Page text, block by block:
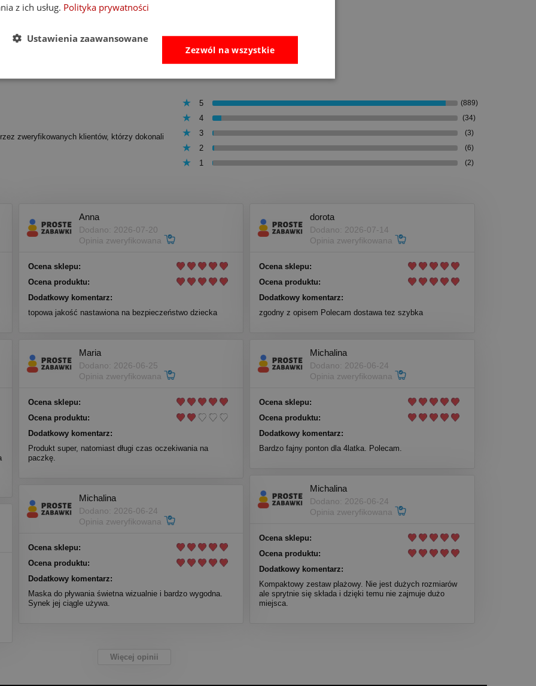
zweryfikowanych klientów, którzy dokonali
5 (889)
4 (34)
3 (3)
2 (6)
1 (2)
Anna
Dodano: 2026-07-20
Opinia zweryfikowana
Ocena sklepu:
Ocena produktu:
Dodatkowy komentarz:
topowa jakość nastawiona na bezpieczeństwo dziecka
dorota
Dodano: 2026-07-14
Opinia zweryfikowana
Ocena sklepu:
Ocena produktu:
Dodatkowy komentarz:
zgodny z opisem Polecam dostawa tez szybka
Maria
Dodano: 2026-06-25
Opinia zweryfikowana
Ocena sklepu:
Ocena produktu:
Dodatkowy komentarz:
Produkt super, natomiast długi czas oczekiwania na
paczkę.
Michalina
Dodano: 2026-06-24
Opinia zweryfikowana
Ocena sklepu:
Ocena produktu:
Dodatkowy komentarz:
Bardzo fajny ponton dla 4latka. Polecam.
Michalina
Dodano: 2026-06-24
Opinia zweryfikowana
Ocena sklepu:
Ocena produktu:
Dodatkowy komentarz:
Kompaktowy zestaw plażowy. Nie jest dużych rozmiarów
ale sprytnie się składa i dzięki temu nie zajmuje dużo
miejsca.
Michalina
Dodano: 2026-06-24
Opinia zweryfikowana
Ocena sklepu:
Ocena produktu:
Dodatkowy komentarz:
Maska do pływania świetna wizualnie i bardzo wygodna.
Synek jej ciągle używa.
Więcej opinii
z ich usług. Polityka prywatności
Zezwól na wszystkie
Ustawienia zaawansowane